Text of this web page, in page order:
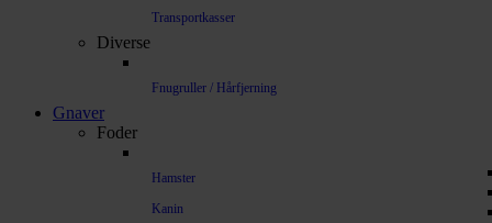
Transportkasser
Diverse
Fnugruller / Hårfjerning
Gnaver
Foder
Hamster
Kanin